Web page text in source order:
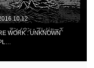
WORK : UNKNOWN